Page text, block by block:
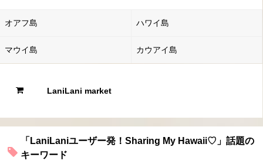
オアフ島 ハワイ島
マウイ島 カウアイ島
LaniLani market
「LaniLaniユーザー発！Sharing My Hawaii♡」話題の
キーワード